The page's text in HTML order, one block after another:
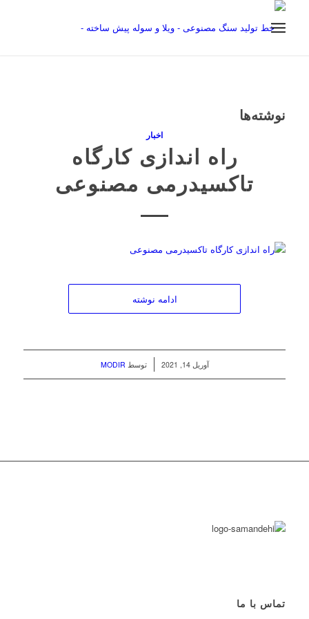
نوشته‌ها
اخبار
راه اندازی کارگاه
تاکسیدرمی مصنوعی
ادامه نوشته
آوریل 14, 2021
/ توسط MODIR
تماس با ما